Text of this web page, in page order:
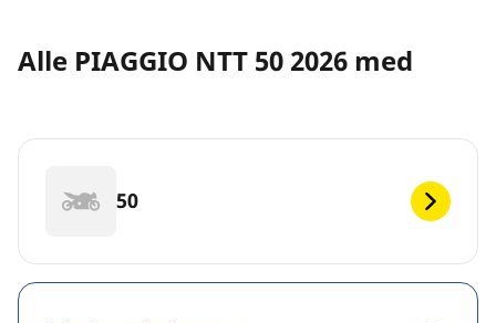
Alle PIAGGIO NTT 50 2026 med
50